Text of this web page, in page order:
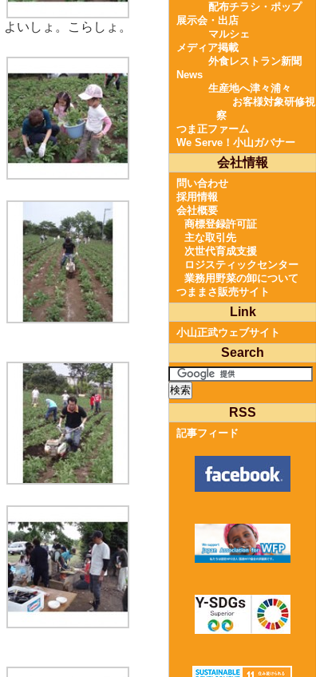
よいしょ。こらしょ。
配布チラシ・ポップ
展示会・出店
マルシェ
メディア掲載
外食レストラン新聞
News
生産地へ津々浦々
お客様対象研修視
察
つま正ファーム
We Serve！小山ガバナー
会社情報
問い合わせ
採用情報
会社概要
商標登録許可証
主な取引先
次世代育成支援
ロジスティックセンター
業務用野菜の卸について
つままさ販売サイト
Link
小山正武ウェブサイト
Search
RSS
記事フィード